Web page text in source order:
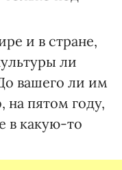
и в стране,
ли
вашего ли им
на пятом году,
в какую-то